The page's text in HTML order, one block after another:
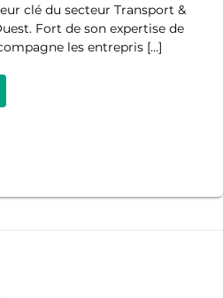
clé du secteur Transport &
Fort de son expertise de
les entrepris […]